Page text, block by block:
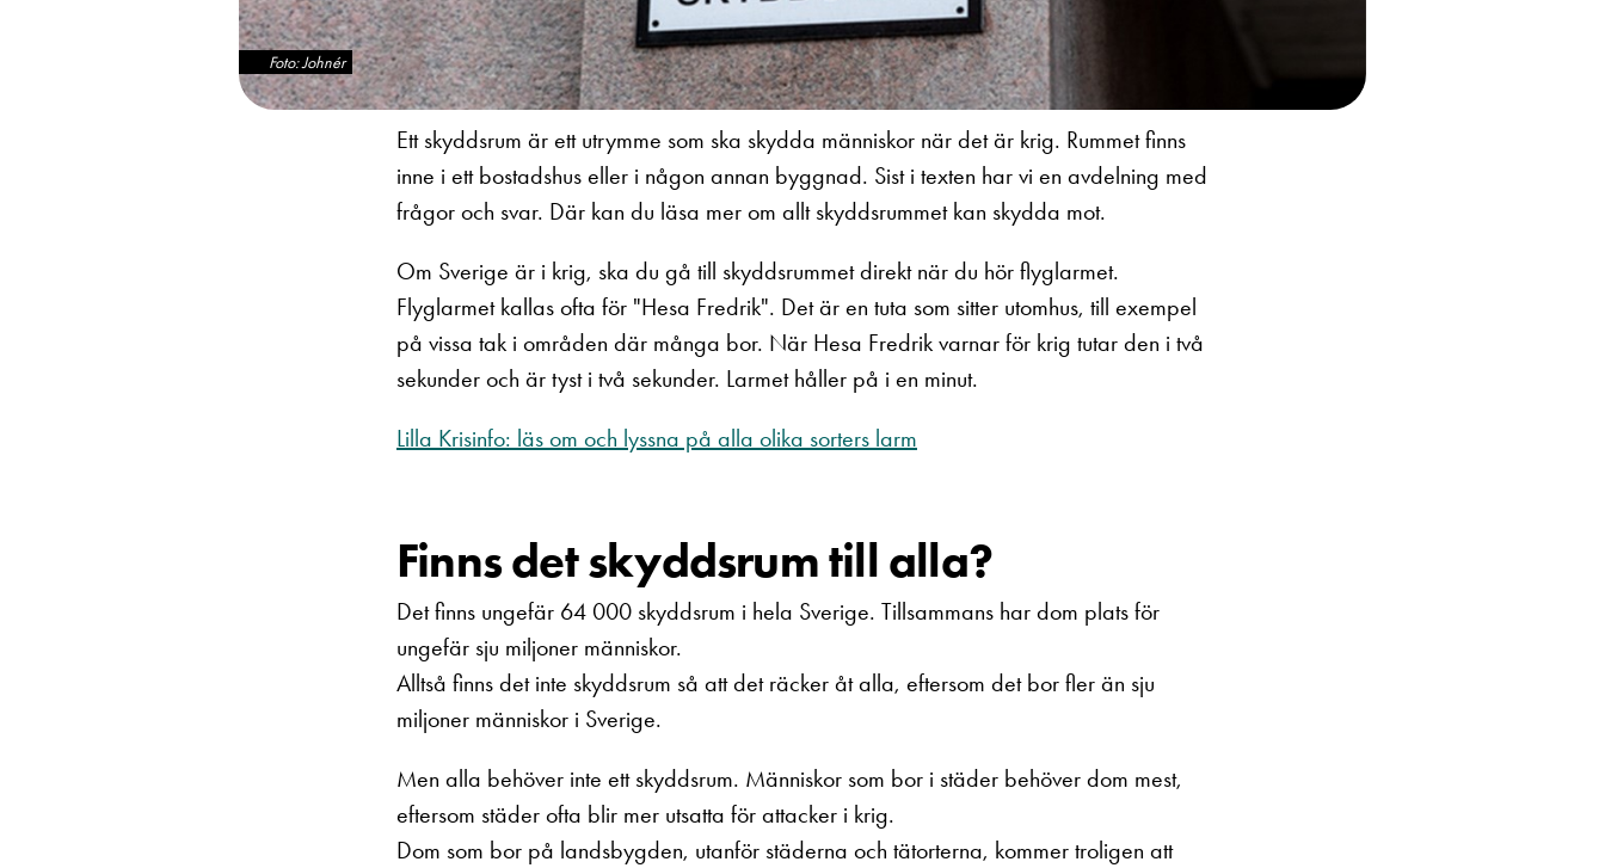
Foto: Johnér
Ett skyddsrum är ett utrymme som ska skydda människor när det är krig. Rummet finns
inne i ett bostadshus eller i någon annan byggnad. Sist i texten har vi en avdelning med
frågor och svar. Där kan du läsa mer om allt skyddsrummet kan skydda mot.
Om Sverige är i krig, ska du gå till skyddsrummet direkt när du hör flyglarmet.
Flyglarmet kallas ofta för "Hesa Fredrik". Det är en tuta som sitter utomhus, till exempel
på vissa tak i områden där många bor. När Hesa Fredrikvarnar för krig tutar den i två
sekunder och är tyst i två sekunder. Larmet håller på i en minut.
Lilla Krisinfo: läs om och lyssna på alla olika sorters larm
Finns det skyddsrum till alla?
Det finns ungefär 64 000 skyddsrum i hela Sverige. Tillsammans har dom plats för
ungefär sju miljoner människor.
Alltså finns det inte skyddsrum så att det räcker åt alla, eftersom det bor fler än sju
miljoner människor i Sverige.
Men alla behöver inte ett skyddsrum. Människor som bor i städer behöver dom mest,
eftersom städer ofta blir mer utsatta för attacker i krig.
Dom som bor på landsbygden, utanför städerna och tätorterna, kommer troligen att